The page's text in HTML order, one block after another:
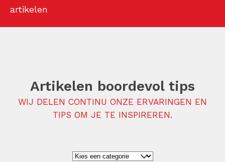
artikelen
Artikelen boordevol tips
WIJ DELEN CONTINU ONZE ERVARINGEN EN
TIPS OM JE TE INSPIREREN.